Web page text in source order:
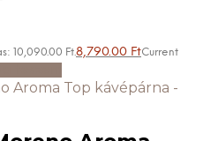
10,090.00 Ft.8,790.00 FtCurrent